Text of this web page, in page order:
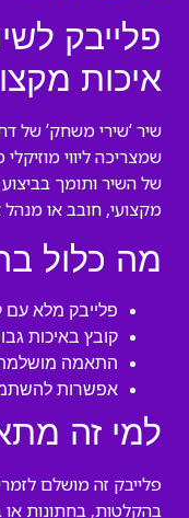
פלייבק
איכות
שיר ‘שירי משחק’ של
שמצריכה ליווי
של השיר ותומך
מקצועי, חובב או מנהל
מה כלול
פלייבק מלא עם
קובץ באיכות
התאמה מושלמת
אפשרות
למי זה
פלייבק זה מושלם
בהקלטות, בחתונות או